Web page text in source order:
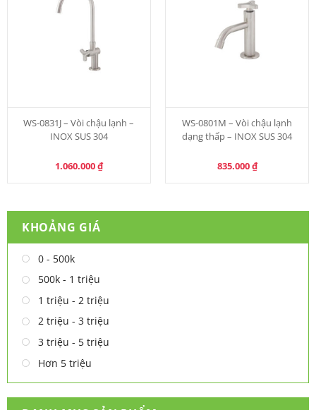
WS-0831J – Vòi chậu lạnh –
INOX SUS 304
1.060.000₫
WS-0801M – Vòi chậu lạnh
dạng thấp – INOX SUS 304
835.000₫
KHOẢNG GIÁ
0 - 500k
500k - 1 triệu
1 triệu - 2 triệu
2 triệu - 3 triệu
3 triệu - 5 triệu
Hơn 5 triệu